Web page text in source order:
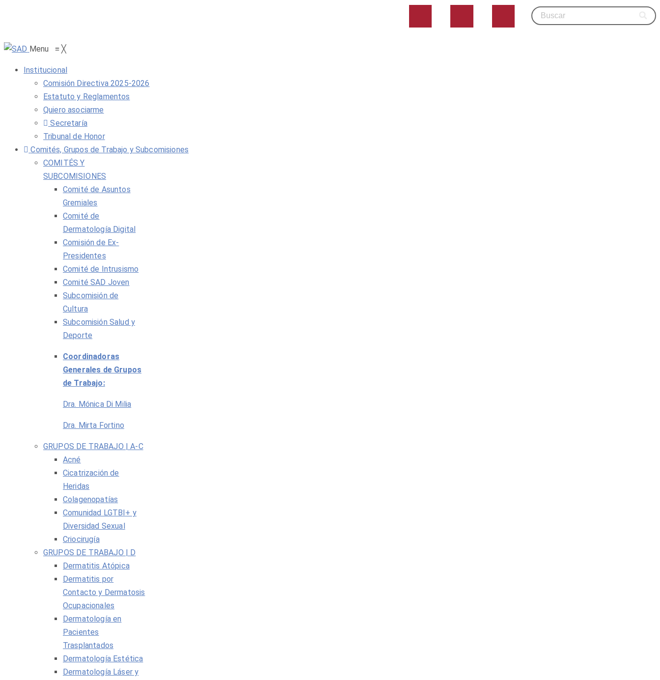
Menu ≡ ╳
Institucional
Comisión Directiva 2025-2026
Estatuto y Reglamentos
Quiero asociarme
Secretaría
Tribunal de Honor
Comités, Grupos de Trabajo y Subcomisiones
COMITÉS Y
SUBCOMISIONES
Comité de Asuntos
Gremiales
Comité de
Dermatología Digital
Comisión de Ex-
Presidentes
Comité de Intrusismo
Comité SAD Joven
Subcomisión de
Cultura
Subcomisión Salud y
Deporte
Coordinadoras
Generales de Grupos
de Trabajo:
Dra. Mónica Di Milia
Dra. Mirta Fortino
GRUPOS DE TRABAJO | A-C
Acné
Cicatrización de
Heridas
Colagenopatías
Comunidad LGTBI+ y
Diversidad Sexual
Criocirugía
GRUPOS DE TRABAJO | D
Dermatitis Atópica
Dermatitis por
Contacto y Dermatosis
Ocupacionales
Dermatología en
Pacientes
Trasplantados
Dermatología Estética
Dermatología Láser y